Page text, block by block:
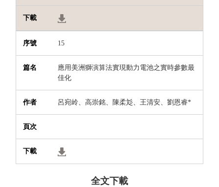
15
應用美洲獅演算法實現動力電池之實時參數最
佳化
呂宛岭、高崇銘、陳柔彣、王清安、劉恩睿*
全文下載